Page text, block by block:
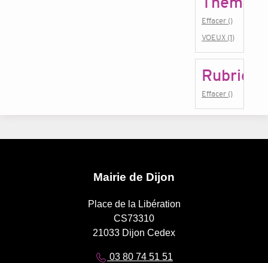
Effacer ()
VOEUX (1)
Rubrique
Effacer ()
Mairie de Dijon
Place de la Libération
CS73310
21033 Dijon Cedex
03 80 74 51 51